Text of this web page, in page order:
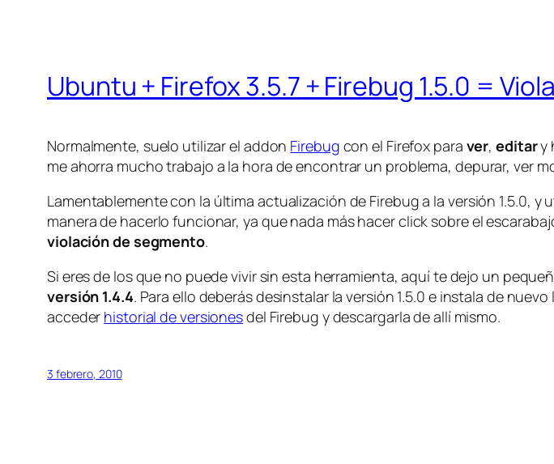
Ubuntu + Firefox 3.5.7 + Firebug 1.5.0 =
Normalmente, suelo utilizar el addon Firebug con el Firefox para ver,editary
me ahorra mucho trabajo a la hora de encontrar un problema, depurar, ver
Lamentablemente con la última actualización de Firebug a la versión 1.5.0, y
manera de hacerlo funcionar, ya que nada más hacer click sobre el
violación de segmento.
Si eres de los que no puede vivir sin esta herramienta, aquí te dejo un
versión 1.4.4. Para ello deberás desinstalar la versión 1.5.0 e instala de
acceder historial de versionesdel Firebug y descargarla de allí mismo.
3 febrero, 2010